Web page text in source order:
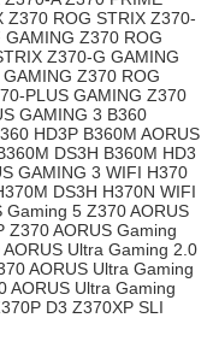
Z370 ROG STRIX Z370-
Z370 ROG
Z370-G GAMING
Z370 ROG
PLUS GAMING Z370
GAMING 3 B360
HD3P B360M AORUS
DS3H B360M HD3
GAMING 3 WIFI H370
DS3H H370N WIFI
Gaming 5 Z370 AORUS
Z370 AORUS Gaming
Ultra Gaming 2.0
AORUS Ultra Gaming
AORUS Ultra Gaming
D3 Z370XP SLI